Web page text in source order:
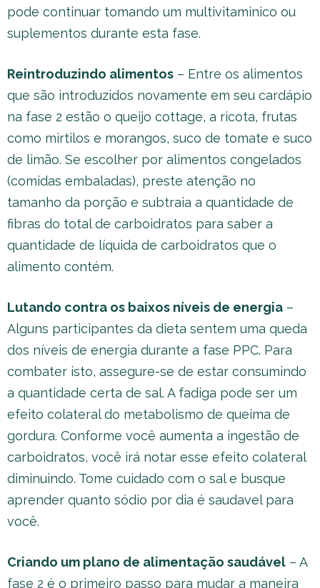
pode continuar tomando um multivitaminico ou
suplementos durante esta fase.
Reintroduzindo alimentos – Entre os alimentos
que são introduzidos novamente em seu cardápio
na fase 2 estão o queijo cottage, a ricota, frutas
como mirtilos e morangos, suco de tomate e suco
de limão. Se escolher por alimentos congelados
(comidas embaladas), preste atenção no
tamanho da porção e subtraia a quantidade de
fibras do total de carboidratos para saber a
quantidade de líquida de carboidratos que o
alimento contém.
Lutando contra os baixos níveis de energia –
Alguns participantes da dieta sentem uma queda
dos níveis de energia durante a fase PPC. Para
combater isto, assegure-se de estar consumindo
a quantidade certa de sal. A fadiga pode ser um
efeito colateral do metabolismo de queima de
gordura. Conforme você aumenta a ingestão de
carboidratos, você irá notar esse efeito colateral
diminuindo. Tome cuidado com o sal e busque
aprender quanto sódio por dia é saudavel para
você.
Criando um plano de alimentação saudável – A
fase 2 é o primeiro passo para mudar a maneira